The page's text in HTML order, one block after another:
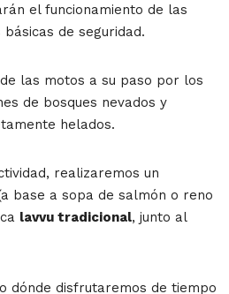
el funcionamiento de las
de seguridad.
las motos a su paso por los
de bosques nevados y
helados.
realizaremos un
base a sopa de salmón o reno
lavvu tradicional, junto al
dónde disfrutaremos de tiempo